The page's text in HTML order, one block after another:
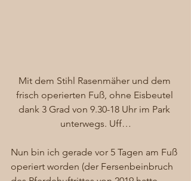
Mit dem Stihl Rasenmäher und dem
frisch operierten Fuß, ohne Eisbeutel
dank 3 Grad von 9.30-18 Uhr im Park
unterwegs. Uff…
Nun bin ich gerade vor 5 Tagen am Fuß
operiert worden (der Fersenbeinbruch